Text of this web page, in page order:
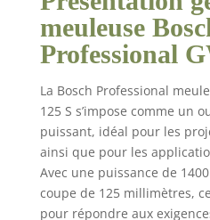
de
meuleuse
Professional
La Bosch Professional
125 S s’impose comme un
puissant, idéal pour les
ainsi que pour les
Avec une puissance de
coupe de 125 millimètres,
pour répondre aux